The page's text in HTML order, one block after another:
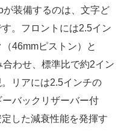
装備するのは、文字ど
。フロントには2.5イン
46mmピストン）と
わせ、標準比で約2イン
リアには2.5インチの
バックリザーバー付
した減衰性能を発揮す